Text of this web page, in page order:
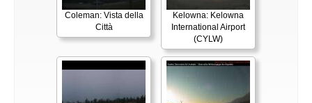
Coleman: Vista della
Città
Kelowna: Kelowna
International Airport
(CYLW)